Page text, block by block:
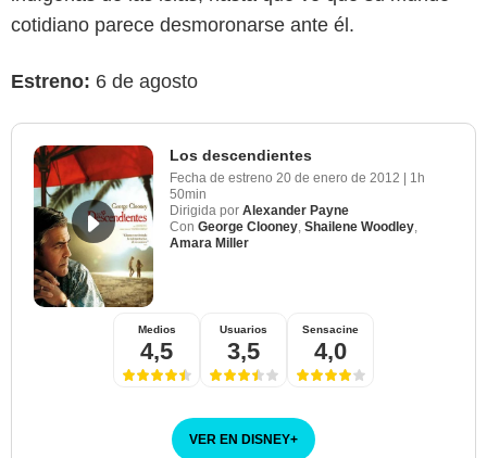
cotidiano parece desmoronarse ante él.
Estreno: 6 de agosto
Los descendientes
Fecha de estreno 20 de enero de 2012
1h
50min
Dirigida por Alexander Payne
Con George Clooney, Shailene Woodley,
Amara Miller
Medios
4,5
Usuarios
3,5
Sensacine
4,0
VER EN DISNEY+